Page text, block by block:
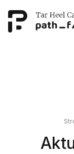
This is my archive